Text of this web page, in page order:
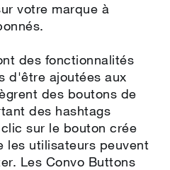
votre marque à
des fonctionnalités
d'être ajoutées aux
des boutons de
des hashtags
sur le bouton crée
les utilisateurs peuvent
Les Convo Buttons